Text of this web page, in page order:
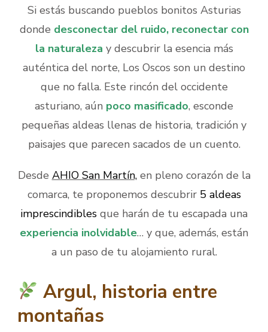
Si estás buscando pueblos bonitos Asturias
donde desconectar del ruido, reconectar con
la naturaleza y descubrir la esencia más
auténtica del norte, Los Oscos son un destino
que no falla. Este rincón del occidente
asturiano, aún poco masificado, esconde
pequeñas aldeas llenas de historia, tradición y
paisajes que parecen sacados de un cuento.
Desde AHIO San Martín,en pleno corazón de la
comarca, te proponemos descubrir 5 aldeas
imprescindibles que harán de tu escapada una
experiencia inolvidable… y que, además, están
a un paso de tu alojamiento rural.
Argul, historia entre
montañas